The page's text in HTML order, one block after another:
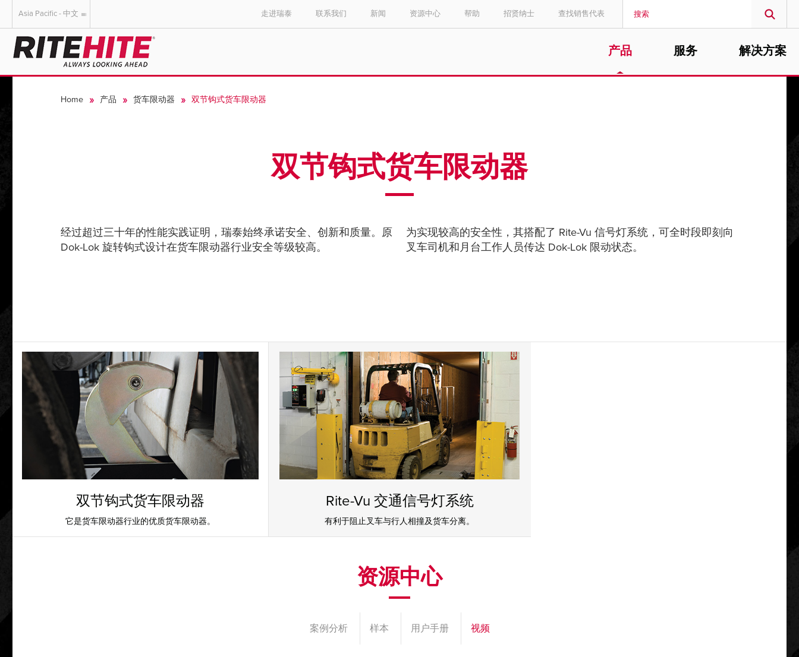
AMERICAS
English
English
Deutsch
English
MIDDLE EAST/AFRICA
English
Asia Pacific - 中文 走进瑞泰 联系我们 新闻 资源中心 帮助 招贤纳士 查找销售代表
产品 服务 解决方案
Home 产品 货车限动器 双节钩式货车限动器
双节钩式货车限动器
经过超过三十年的性能实践证明，瑞泰始终承诺安全、创新和质量。原
Dok-Lok 旋转钩式设计在货车限动器行业安全等级较高。
为实现较高的安全性，其搭配了 Rite-Vu 信号灯系统，可全时段即刻向
叉车司机和月台工作人员传达 Dok-Lok 限动状态。
双节钩式货车限动器
它是货车限动器行业的优质货车限动器。
Rite-Vu 交通信号灯系统
有利于阻止叉车与行人相撞及货车分离。
资源中心
案例分析 样本 用户手册 视频